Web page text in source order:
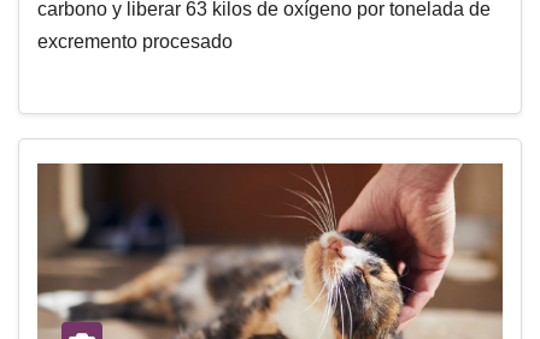
carbono y liberar 63 kilos de oxígeno por tonelada de
excremento procesado